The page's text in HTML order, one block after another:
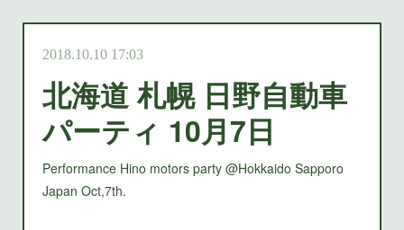
2018.10.10 17:03
北海道 札幌 日野自動車
パーティ 10月7日
Performance Hino motors party @Hokkaido Sapporo
Japan Oct,7th.